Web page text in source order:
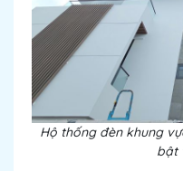
Hộ thống đèn khung
bật